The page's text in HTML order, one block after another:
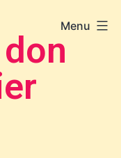
Menu